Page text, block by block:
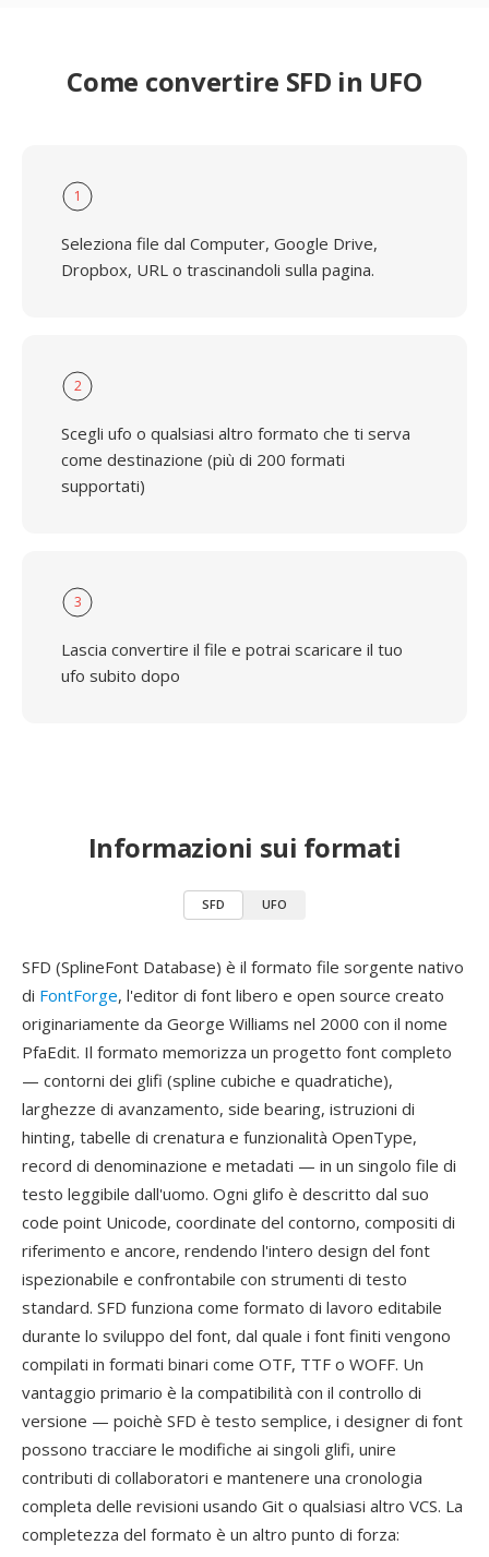
Come convertire SFD in UFO
1
Seleziona file dal Computer, Google Drive,
Dropbox, URL o trascinandoli sulla pagina.
2
Scegli ufo o qualsiasi altro formato che ti serva
come destinazione (più di 200 formati
supportati)
3
Lascia convertire il file e potrai scaricare il tuo
ufo subito dopo
Informazioni sui formati
SFD UFO
SFD (SplineFont Database) è il formato file sorgente nativo
di FontForge, l'editor di font libero e open source creato
originariamente da George Williams nel 2000 con il nome
PfaEdit. Il formato memorizza un progetto font completo
— contorni dei glifi (spline cubiche e quadratiche),
larghezze di avanzamento, side bearing, istruzioni di
hinting, tabelle di crenatura e funzionalità OpenType,
record di denominazione e metadati — in un singolo file di
testo leggibile dall'uomo. Ogni glifo è descritto dal suo
code point Unicode, coordinate del contorno, compositi di
riferimento e ancore, rendendo l'intero design del font
ispezionabile e confrontabile con strumenti di testo
standard. SFD funziona come formato di lavoro editabile
durante lo sviluppo del font, dal quale i font finiti vengono
compilati in formati binari come OTF, TTF o WOFF. Un
vantaggio primario è la compatibilità con il controllo di
versione — poichè SFD è testo semplice, i designer di font
possono tracciare le modifiche ai singoli glifi, unire
contributi di collaboratori e mantenere una cronologia
completa delle revisioni usando Git o qualsiasi altro VCS. La
completezza del formato è un altro punto di forza: